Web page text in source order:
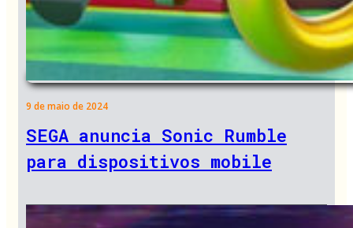
9 de maio de 2024
SEGA anuncia Sonic Rumble
para dispositivos mobile